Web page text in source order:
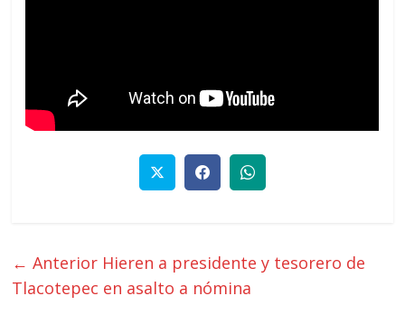
← Anterior Hieren a presidente y tesorero de
Tlacotepec en asalto a nómina